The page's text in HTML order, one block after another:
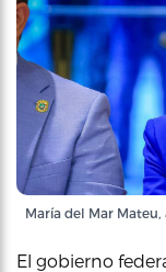
María del Mar
El gobierno